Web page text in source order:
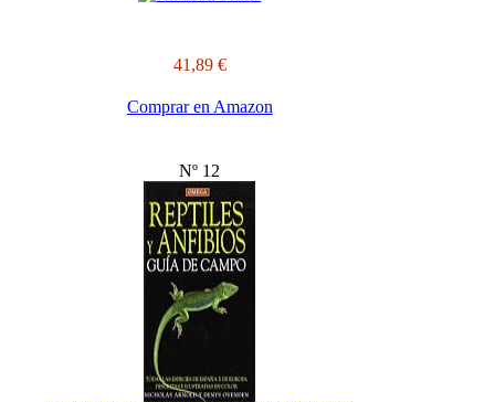
41,89 €
Comprar en Amazon
Nº 12